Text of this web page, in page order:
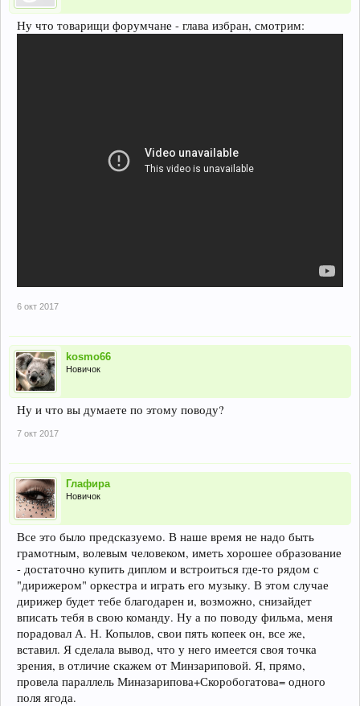
Ну что товарищи форумчане - глава избран, смотрим:
6 окт 2017
kosmo66
Новичок
Ну и что вы думаете по этому поводу?
7 окт 2017
Глафира
Новичок
Все это было предсказуемо. В наше время не надо быть
грамотным, волевым человеком, иметь хорошее образование
- достаточно купить диплом и встроиться где-то рядом с
"дирижером" оркестра и играть его музыку. В этом случае
дирижер будет тебе благодарен и, возможно, снизайдет
вписать тебя в свою команду. Ну а по поводу фильма, меня
порадовал А. Н. Копылов, свои пять копеек он, все же,
вставил. Я сделала вывод, что у него имеется своя точка
зрения, в отличие скажем от Минзариповой. Я, прямо,
провела параллель Миназарипова+Скоробогатова= одного
поля ягода.